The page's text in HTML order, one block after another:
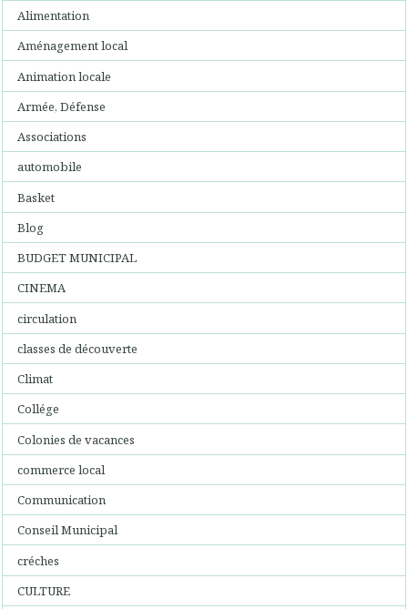
Alimentation
Aménagement local
Animation locale
Armée, Défense
Associations
automobile
Basket
Blog
BUDGET MUNICIPAL
CINEMA
circulation
classes de découverte
Climat
Collége
Colonies de vacances
commerce local
Communication
Conseil Municipal
créches
CULTURE